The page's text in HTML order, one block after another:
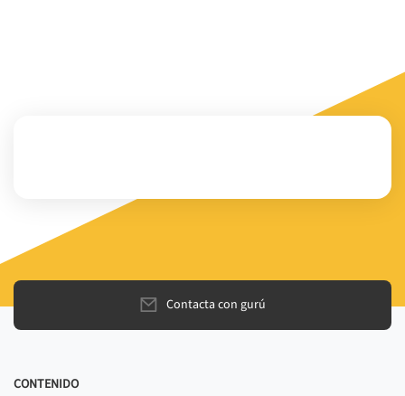
Contacta con gurú
CONTENIDO